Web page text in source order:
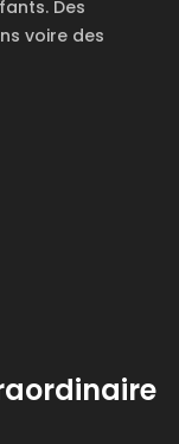
Des
voire des